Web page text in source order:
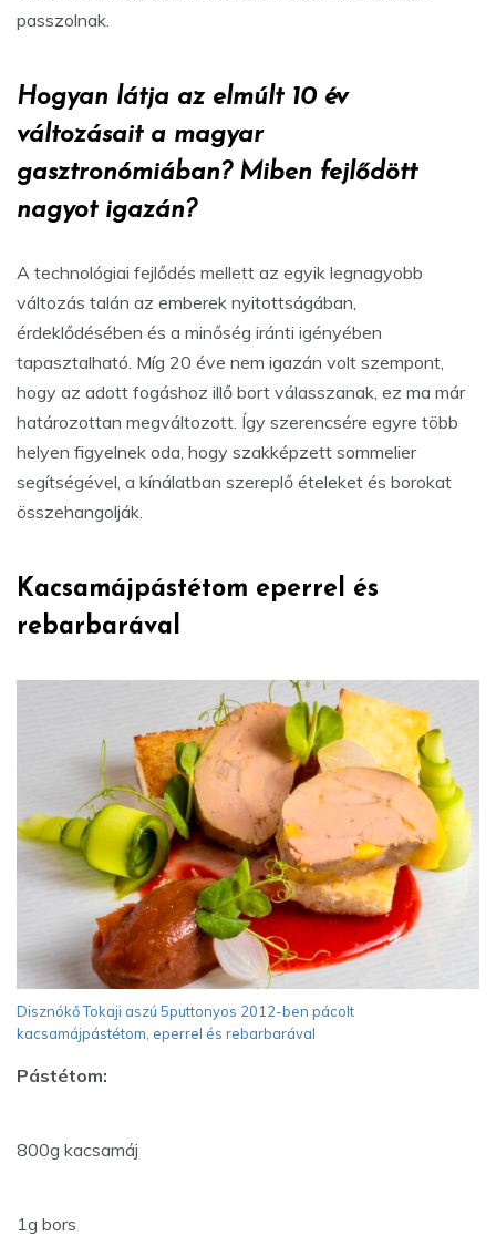
passzolnak.
Hogyan látja az elmúlt 10 év
változásait a magyar
gasztronómiában? Miben fejlődött
nagyot igazán?
A technológiai fejlődés mellett az egyik legnagyobb
változás talán az emberek nyitottságában,
érdeklődésében és a minőség iránti igényében
tapasztalható. Míg 20 éve nem igazán volt szempont,
hogy az adott fogáshoz illő bort válasszanak, ez ma már
határozottan megváltozott. Így szerencsére egyre több
helyen figyelnek oda, hogy szakképzett sommelier
segítségével, a kínálatban szereplő ételeket és borokat
összehangolják.
Kacsamájpástétom eperrel és
rebarbarával
Disznókő Tokaji aszú 5puttonyos 2012-ben pácolt
kacsamájpástétom, eperrel és rebarbarával
Pástétom:
800g kacsamáj
1g bors